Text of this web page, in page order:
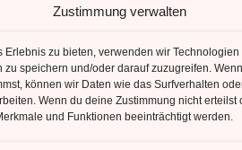
Zustimmung verwalten
Erlebnis zu bieten, verwenden wir
zu speichern und/oder darauf zuzugreifen.
können wir Daten wie das Surfverhalten
Wenn du deine Zustimmung nicht erteilst
und Funktionen beeinträchtigt werden.